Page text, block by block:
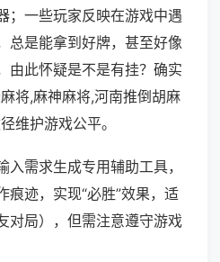
；一些玩家反映在游戏中遇
总是能拿到好牌，甚至好像
由此怀疑是不是有挂？确实
将,麻神麻将,河南推倒胡麻
维护游戏公平。
入需求生成专用辅助工具，
痕迹，实现“必胜”效果，适
对局），但需注意遵守游戏